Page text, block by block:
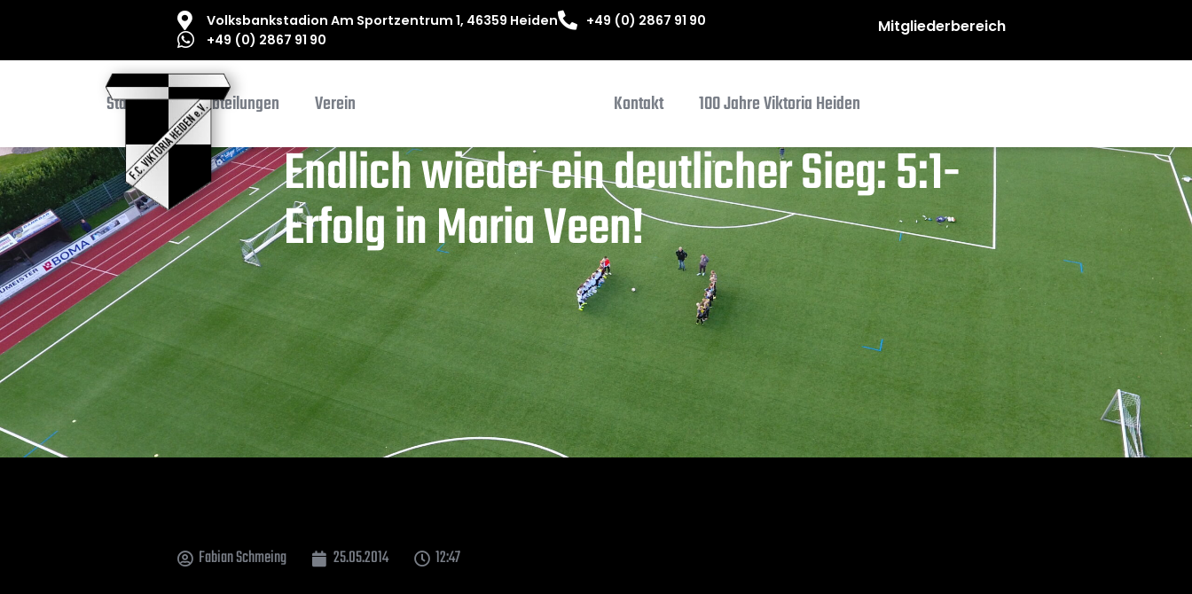
Volksbankstadion Am Sportzentrum 1, 46359 Heiden
+49 (0) 2867 91 90
+49 (0) 2867 91 90
Mitgliederbereich
Startseite Abteilungen Verein Kontakt 100 Jahre Viktoria Heiden
Endlich wieder ein deutlicher Sieg: 5:1-
Erfolg in Maria Veen!
Fabian Schmeing 25.05.2014 12:47